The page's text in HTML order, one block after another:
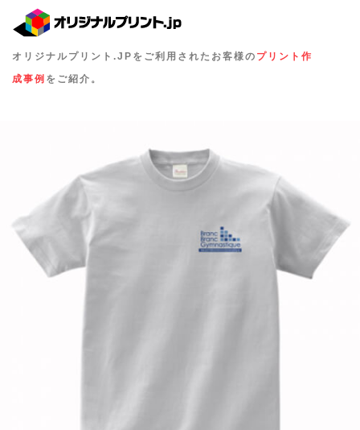
オリジナルプリント.JPをご利用されたお客様の プリント作
成事例 をご紹介。